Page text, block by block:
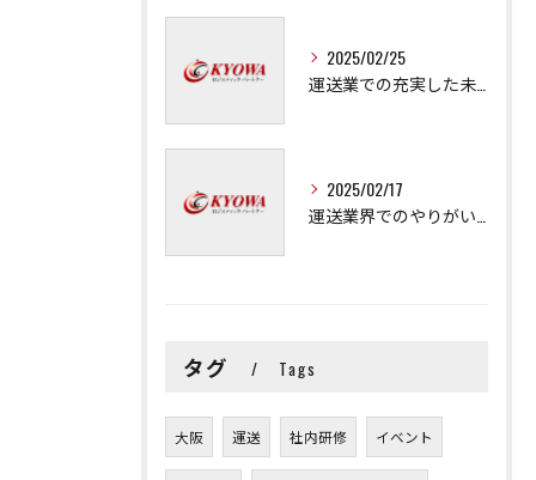
2025/02/25
2025/02/17
タグ Tags
大阪 運送 社内研修 イベント